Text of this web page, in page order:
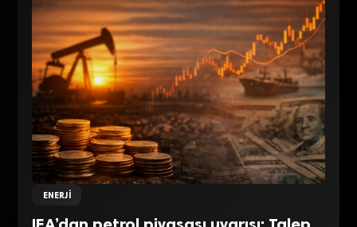
ENERJI